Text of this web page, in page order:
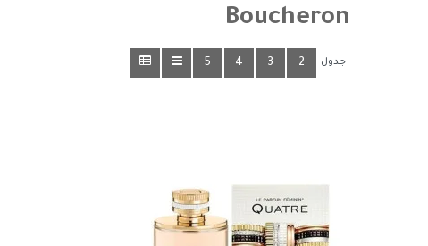
Boucheron
جدول 2
3
4
5